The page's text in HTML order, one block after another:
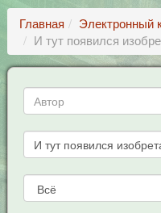
Главная
Электронный
И тут появился